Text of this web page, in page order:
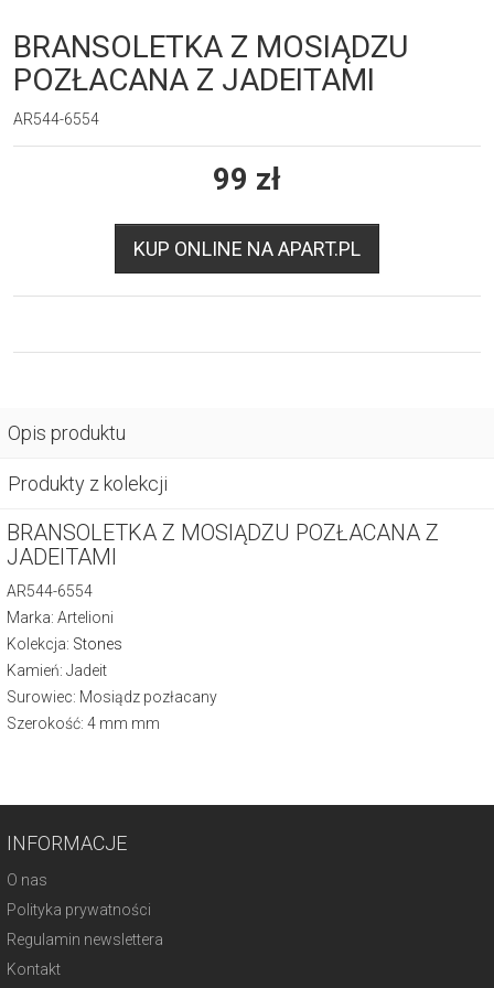
BRANSOLETKA Z MOSIĄDZU
POZŁACANA Z JADEITAMI
AR544-6554
99 zł
KUP ONLINE NA APART.PL
Opis produktu
Produkty z kolekcji
BRANSOLETKA Z MOSIĄDZU POZŁACANA Z
JADEITAMI
AR544-6554
Marka: Artelioni
Kolekcja: Stones
Kamień: Jadeit
Surowiec: Mosiądz pozłacany
Szerokość: 4 mm mm
INFORMACJE
O nas
Polityka prywatności
Regulamin newslettera
Kontakt